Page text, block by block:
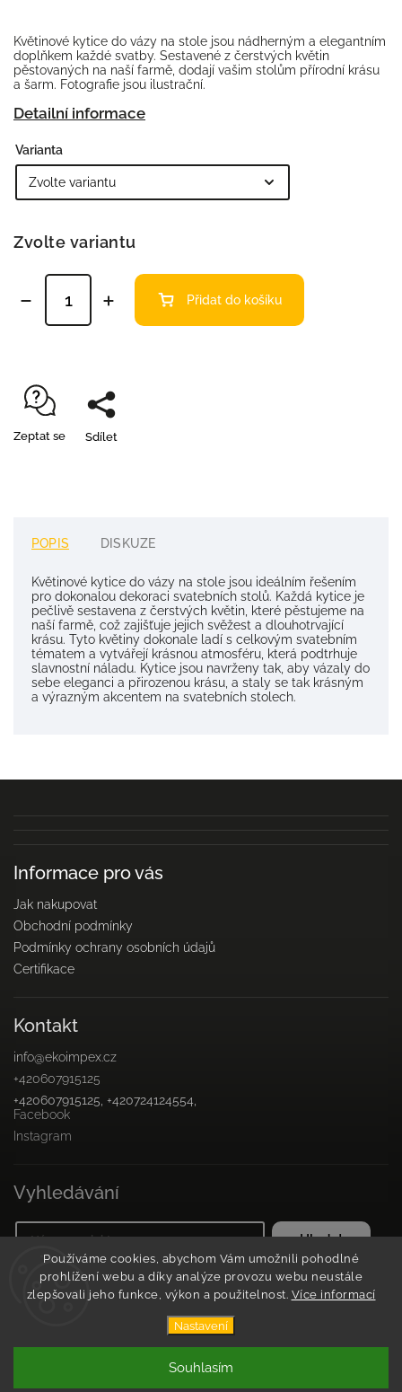
Používáme cookies, abychom Vám umožnili pohodlné
prohlížení webu a díky analýze provozu webu neustále
zlepšovali jeho funkce, výkon a použitelnost. Více informací
Nastavení
Souhlasím
Květinové kytice do vázy na stole jsou nádherným a elegantním
doplňkem každé svatby. Sestavené z čerstvých květin
pěstovaných na naší farmě, dodají vašim stolům přírodní krásu
a šarm. Fotografie jsou ilustrační.
Detailní informace
Varianta
Zvolte variantu
Přidat do košíku
Zeptat se Sdílet
POPIS DISKUZE
Květinové kytice do vázy na stole jsou ideálním řešením
pro dokonalou dekoraci svatebních stolů. Každá kytice je
pečlivě sestavena z čerstvých květin, které pěstujeme na
naší farmě, což zajišťuje jejich svěžest a dlouhotrvající
krásu. Tyto květiny dokonale ladí s celkovým svatebním
tématem a vytvářejí krásnou atmosféru, která podtrhuje
slavnostní náladu. Kytice jsou navrženy tak, aby vázaly do
sebe eleganci a přirozenou krásu, a staly se tak krásným
a výrazným akcentem na svatebních stolech.
Informace pro vás
Jak nakupovat
Obchodní podmínky
Podmínky ochrany osobních údajů
Certifikace
Kontakt
info@ekoimpex.cz
+420607915125
+420607915125, +420724124554,
Facebook
Instagram
Vyhledávání
Hledat
Květinová farma v javorové aleji
práva vyhrazena.